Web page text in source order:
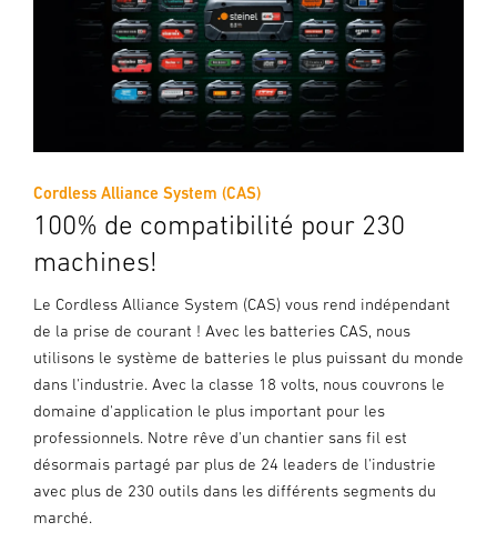
Cordless Alliance System (CAS)
100% de compatibilité pour 230
machines!
Le Cordless Alliance System (CAS) vous rend indépendant
de la prise de courant ! Avec les batteries CAS, nous
utilisons le système de batteries le plus puissant du monde
dans l'industrie. Avec la classe 18 volts, nous couvrons le
domaine d'application le plus important pour les
professionnels. Notre rêve d'un chantier sans fil est
désormais partagé par plus de 24 leaders de l'industrie
avec plus de 230 outils dans les différents segments du
marché.